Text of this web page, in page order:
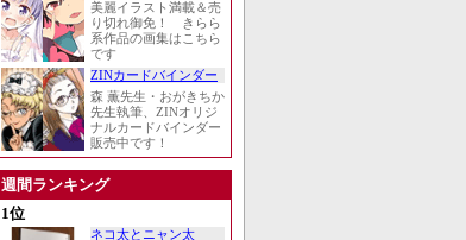
美麗イラスト満載＆売
り切れ御免！ きらら
系作品の画集はこちら
です
ZINカードバインダー
森 薫先生・おがきちか
先生執筆、ZINオリジ
ナルカードバインダー
販売中です！
週間ランキング
1位
ネコ太とニャン太